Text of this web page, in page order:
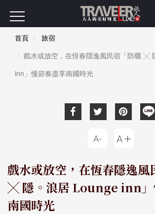
首頁
旅宿
戲水或放空，在恆春隱逸風民宿「防曬 ╳
inn」慢節奏盡享南國時光
戲水或放空，在恆春隱逸風
╳ 隱。浪居 Lounge inn」
南國時光